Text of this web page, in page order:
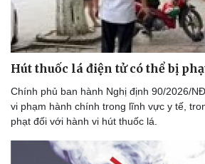
Hút thuốc lá điện tử có thể bị
Chính phủ ban hành Nghị định 90/2026/
vi phạm hành chính trong lĩnh vực y tế,
phạt đối với hành vi hút thuốc lá.